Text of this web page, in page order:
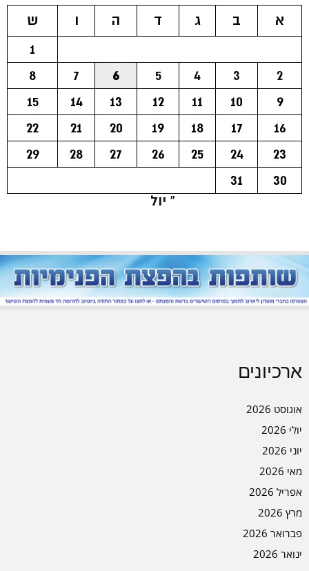
א
ב ג ד ה ו
ש
1
2
3
4
5
6
7
8
9
10
11
12
13
14
15
16
17
18
19
20
21
22
23
24
25
26
27
28
29
30
31
« יול
ארכיונים
אוגוסט 2026
יולי 2026
יוני 2026
מאי 2026
אפריל 2026
מרץ 2026
פברואר 2026
ינואר 2026